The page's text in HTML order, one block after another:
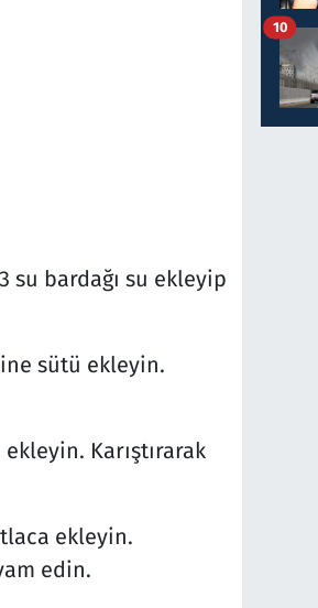
su bardağı su ekleyip
sütü ekleyin.
Karıştırarak
ekleyin.
edin.
10